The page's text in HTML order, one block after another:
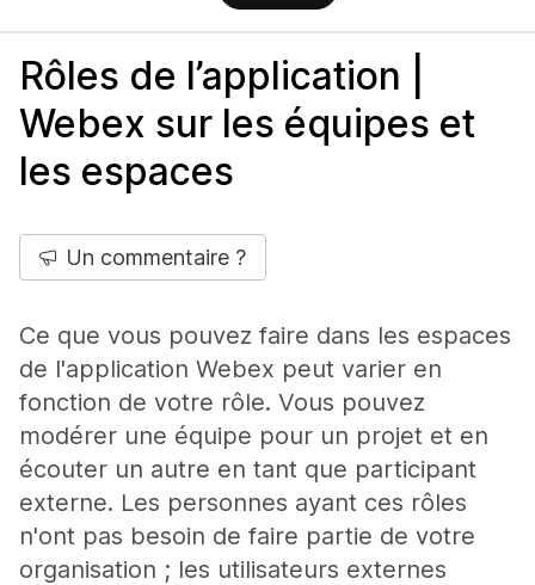
Rôles de l’application |
Webex sur les équipes et
les espaces
Un commentaire ?
Ce que vous pouvez faire dans les espaces
de l'application Webex peut varier en
fonction de votre rôle. Vous pouvez
modérer une équipe pour un projet et en
écouter un autre en tant que participant
externe. Les personnes ayant ces rôles
n'ont pas besoin de faire partie de votre
organisation ; les utilisateurs externes